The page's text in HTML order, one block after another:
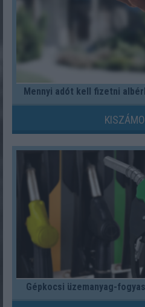
Mennyi adót kell fizetni
Gépkocsi üzemanyag-